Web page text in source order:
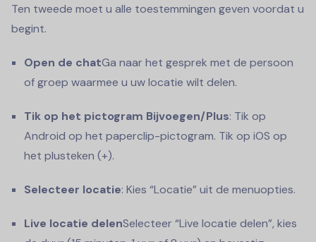
Ten tweede moet u alle toestemmingen geven voordat u
begint.
Open de chatGa naar het gesprek met de persoon
of groep waarmee u uw locatie wilt delen.
Tik op het pictogram Bijvoegen/Plus: Tik op
Android op het paperclip-pictogram. Tik op iOS op
het plusteken (+).
Selecteer locatie: Kies “Locatie” uit de menuopties.
Live locatie delenSelecteer “Live locatie delen”, kies